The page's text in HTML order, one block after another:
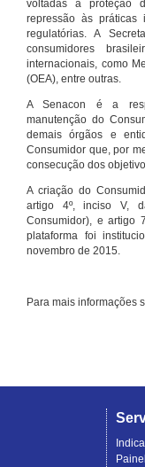
voltadas à proteção
repressão às práticas
regulatórias. A
consumidores
internacionais, como
(OEA), entre outras.
A Senacon é a
manutenção do
demais órgãos e
Consumidor que, por
consecução dos
A criação do
artigo 4º, inciso V,
Consumidor), e artigo
plataforma foi
novembro de 2015.
Para mais informações